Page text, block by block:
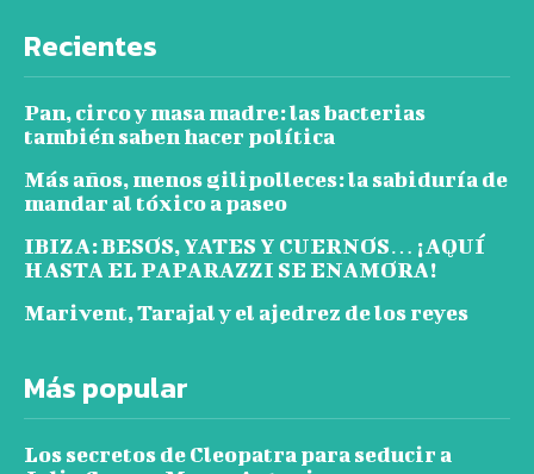
Recientes
Pan, circo y masa madre: las bacterias
también saben hacer política
Más años, menos gilipolleces: la sabiduría de
mandar al tóxico a paseo
IBIZA: BESOS, YATES Y CUERNOS… ¡AQUÍ
HASTA EL PAPARAZZI SE ENAMORA!
Marivent, Tarajal y el ajedrez de los reyes
Más popular
Los secretos de Cleopatra para seducir a